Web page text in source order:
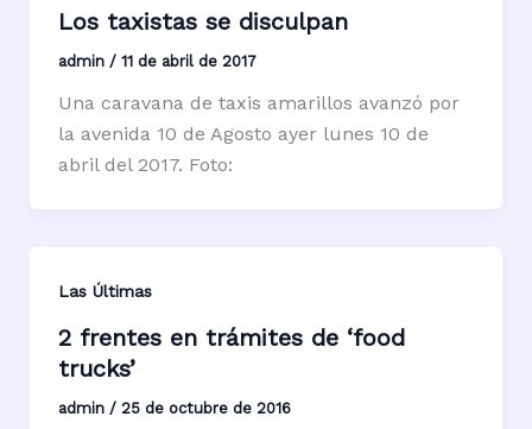
Los taxistas se disculpan
admin / 11 de abril de 2017
Una caravana de taxis amarillos avanzó por
la avenida 10 de Agosto ayer lunes 10 de
abril del 2017. Foto:
Las Últimas
2 frentes en trámites de ‘food
trucks’
admin / 25 de octubre de 2016